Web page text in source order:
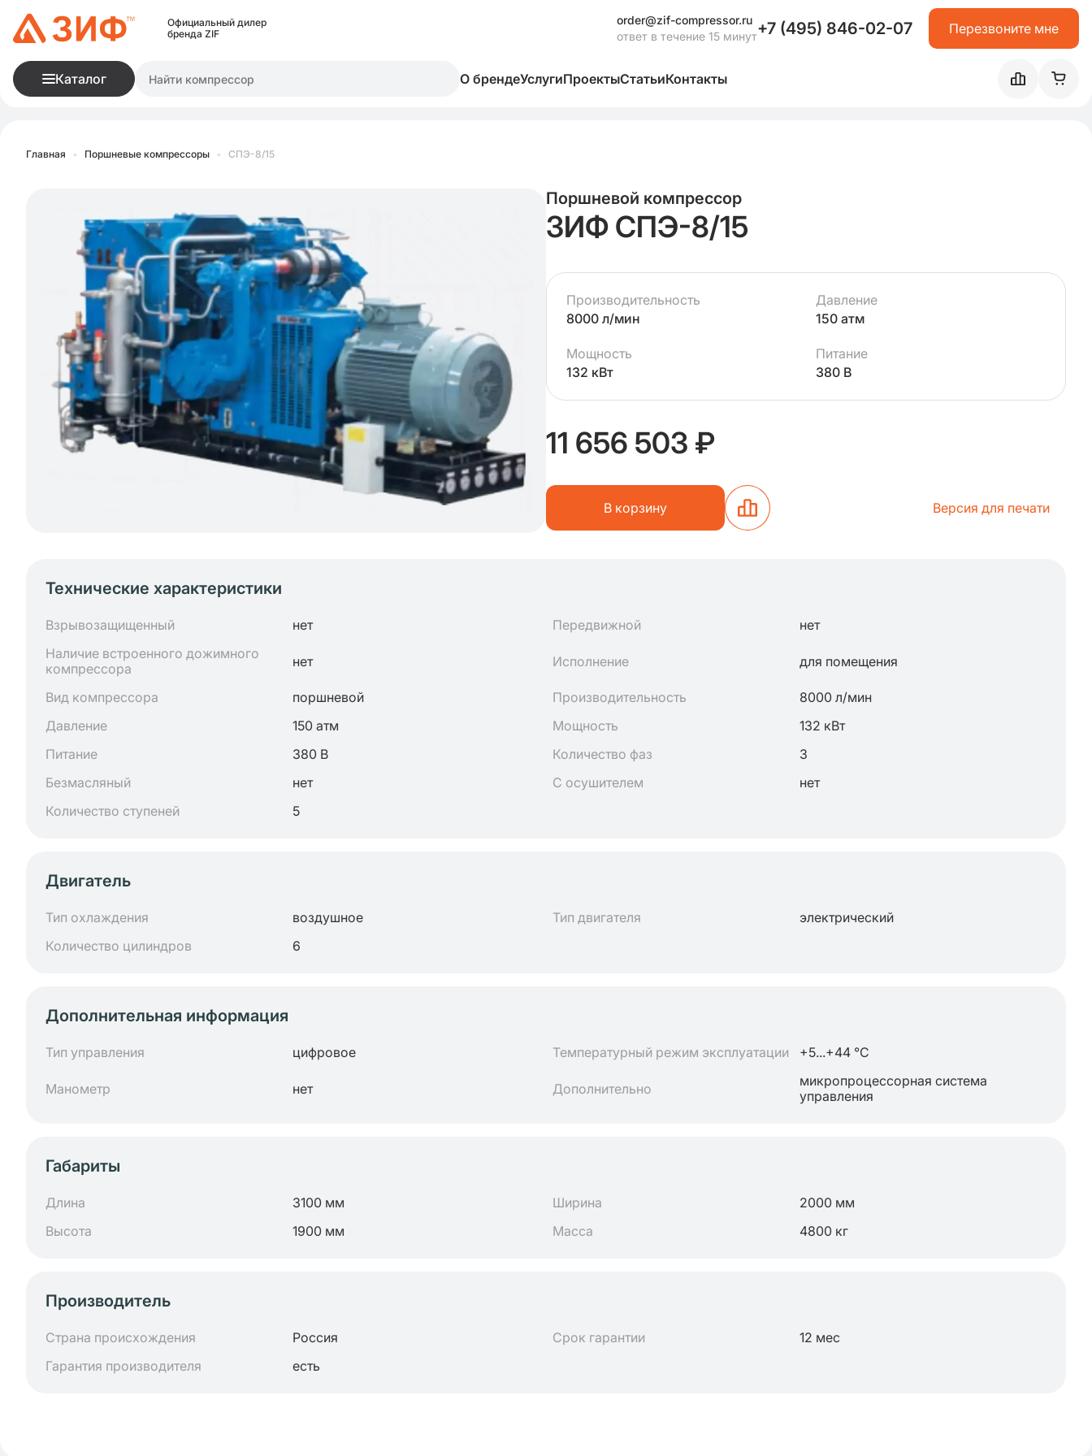
Официальный дилер
бренда ZIF
order@zif-compressor.ru
ответ в течение 15 минут+7 (495) 846-02-07 Перезвоните мне
Каталог О брендеУслугиПроектыСтатьиКонтакты
Главная • Поршневые компрессоры • СПЭ-8/15
Поршневой компрессор
ЗИФ СПЭ-8/15
Производительность
8000 л/мин
Давление
150 атм
Мощность
132 кВт
Питание
380 В
11 656 503 ₽
В корзину Версия для печати
Технические характеристики
Взрывозащищенный нет Передвижной
нет
Наличие встроенного дожимного
компрессора
нет Исполнение для помещения
Вид компрессора поршневой Производительность
8000 л/мин
Давление
150 атм Мощность
132 кВт
Питание
380 В Количество фаз
3
Безмасляный
нет С осушителем
нет
Количество ступеней
5
Двигатель
Тип охлаждения воздушное Тип двигателя
электрический
Количество цилиндров
6
Дополнительная информация
Тип управления цифровое Температурный режим эксплуатации +5...+44 °C
Манометр нет Дополнительно
микропроцессорная система
управления
Габариты
Длина 3100 мм Ширина
2000 мм
Высота
1900 мм Масса 4800 кг
Производитель
Страна происхождения Россия Срок гарантии
12 мес
Гарантия производителя
есть